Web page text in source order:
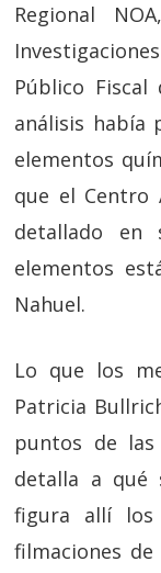
Regional
Público
análisis había
elementos
que el Centro
detallado
elementos
Nahuel.
Lo que los
Patricia
puntos de
detalla a qué
figura allí los
filmaciones